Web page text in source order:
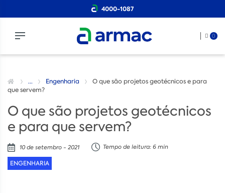
4000-1087
0
... Engenharia
O que são projetos geotécnicos e para
que servem?
O que são projetos geotécnicos
e para que servem?
10 de setembro - 2021 Tempo de leitura: 6 min
ENGENHARIA